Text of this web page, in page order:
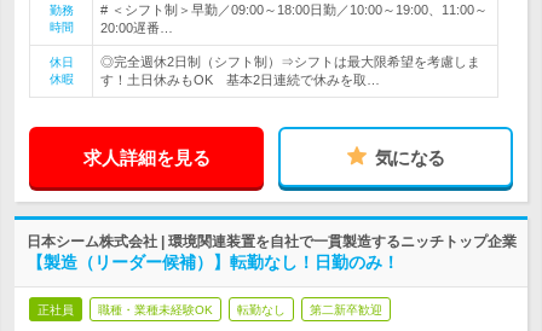
勤務
時間
# ＜シフト制＞早勤／09:00～18:00日勤／10:00～19:00、11:00～
20:00遅番…
休日
休暇
◎完全週休2日制（シフト制）⇒シフトは最大限希望を考慮しま
す！土日休みもOK 基本2日連続で休みを取…
求人詳細を見る 気になる
日本シーム株式会社 | 環境関連装置を自社で一貫製造するニッチトップ企業
【製造（リーダー候補）】転勤なし！日勤のみ！
正社員 職種・業種未経験OK 転勤なし 第二新卒歓迎